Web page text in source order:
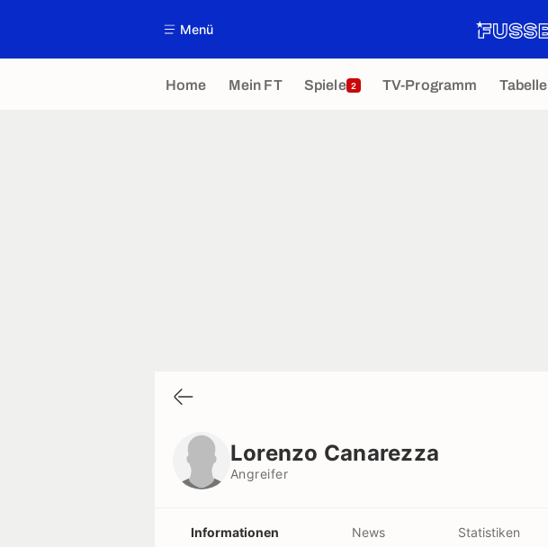
Menü
Home Mein FT Spiele 2 TV-Programm Tabelle
Lorenzo Canarezza
Angreifer
Informationen News Statistiken